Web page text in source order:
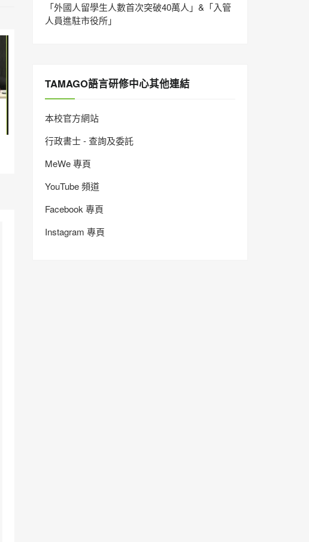
「外國人留學生人數首次突破40萬人」&「入管
人員進駐市役所」
TAMAGO語言研修中心其他連結
本校官方網站
行政書士 - 查詢及委託
MeWe 專頁
YouTube 頻道
Facebook 專頁
Instagram 專頁